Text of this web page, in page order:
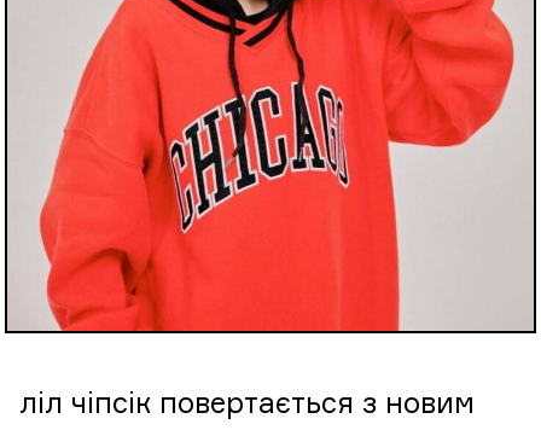
ліл чіпсік повертається з новим